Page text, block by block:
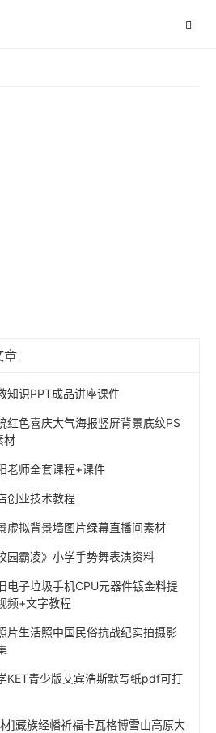
章
知识PPT成品讲座课件
红色喜庆大气海报竖屏背景底纹PS
材
老师全套课程+课件
创业技术教程
虚拟背景墙图片绿幕直播间素材
园霸凌》小学手势舞表演资料
电子垃圾手机CPU元器件镀金料提
频+文字教程
片生活照中国民俗抗战纪实拍摄影
KET青少版艾宾浩斯默写纸pdf可打
]藏族经幡祈福卡瓦格博雪山高原大